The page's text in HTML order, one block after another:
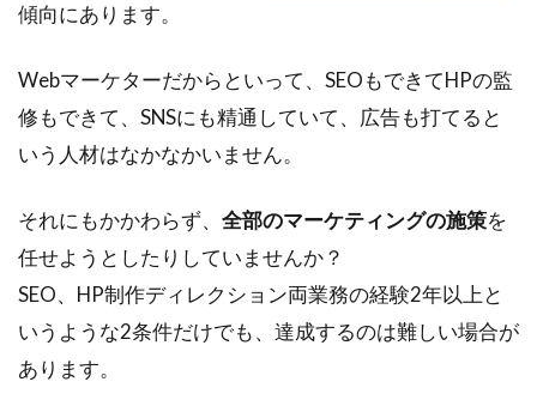
傾向にあります。
Webマーケターだからといって、SEOもできてHPの監
修もできて、SNSにも精通していて、広告も打てると
いう人材はなかなかいません。
それにもかかわらず、 全部のマーケティングの施策を
任せようとしたりしていませんか？
SEO、HP制作ディレクション両業務の経験2年以上と
いうような2条件だけでも、達成するのは難しい場合が
あります。